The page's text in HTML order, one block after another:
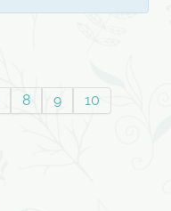
8 9 10